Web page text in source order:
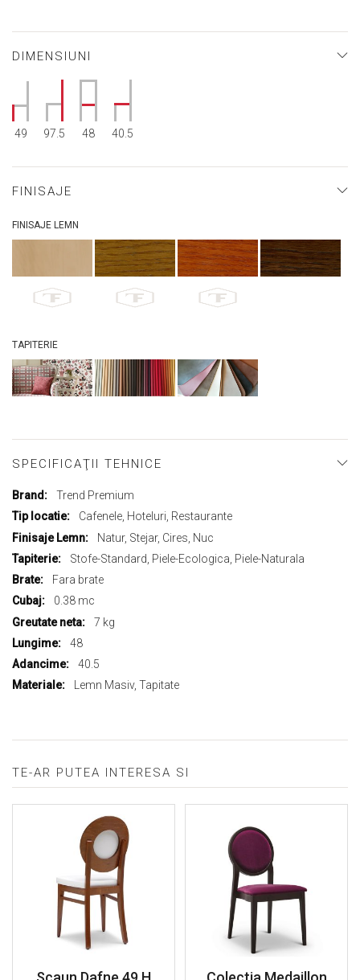
DIMENSIUNI
49 97.5 48 40.5
FINISAJE
FINISAJE LEMN
TAPITERIE
SPECIFICAŢII TEHNICE
Mai
multe
Trend Premium
Cafenele, Hoteluri, Restaurante
Natur, Stejar, Cires, Nuc
Stofe-Standard, Piele-Ecologica, Piele-Naturala
Fara brate
0.38 mc
7 kg
48
40.5
Lemn Masiv, Tapitate
TE-AR PUTEA INTERESA SI